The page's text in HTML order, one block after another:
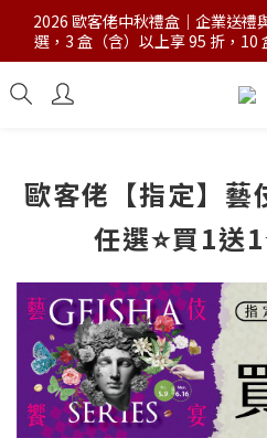
2026 歐客佬中秋禮盒｜企業送禮
選，3 盒（含）以上享 95 折，10
歐客佬【指定】
任選⭐買1送